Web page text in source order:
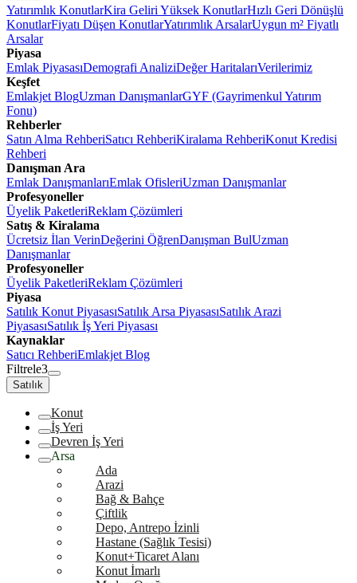
Yatırımlık KonutlarKira Geliri Yüksek KonutlarHızlı Geri Dönüşlü
KonutlarFiyatı Düşen KonutlarYatırımlık ArsalarUygun m² Fiyatlı
Arsalar
Piyasa
Emlak PiyasasıDemografi AnaliziDeğer HaritalarıVerilerimiz
Keşfet
Emlakjet BlogUzman DanışmanlarGYF (Gayrimenkul Yatırım
Fonu)
Rehberler
Satın Alma RehberiSatıcı RehberiKiralama RehberiKonut Kredisi
Rehberi
Danışman Ara
Emlak DanışmanlarıEmlak OfisleriUzman Danışmanlar
Profesyoneller
Üyelik PaketleriReklam Çözümleri
Satış & Kiralama
Ücretsiz İlan VerinDeğerini ÖğrenDanışman BulUzman
Danışmanlar
Profesyoneller
Üyelik PaketleriReklam Çözümleri
Piyasa
Satılık Konut PiyasasıSatılık Arsa PiyasasıSatılık Arazi
PiyasasıSatılık İş Yeri Piyasası
Kaynaklar
Satıcı RehberiEmlakjet Blog
Filtrele3
Satılık
Konut
İş Yeri
Devren İş Yeri
Arsa
Ada
Arazi
Bağ & Bahçe
Çiftlik
Depo, Antrepo İzinli
Hastane (Sağlık Tesisi)
Konut+Ticaret Alanı
Konut İmarlı